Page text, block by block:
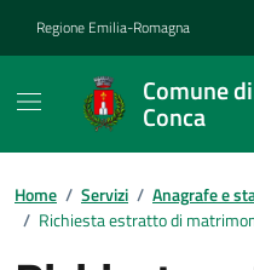
Regione Emilia-Romagna
Comune
Conca
Contenuti in
Home / Servizi / Anagrafe e
/ Richiesta estratto di